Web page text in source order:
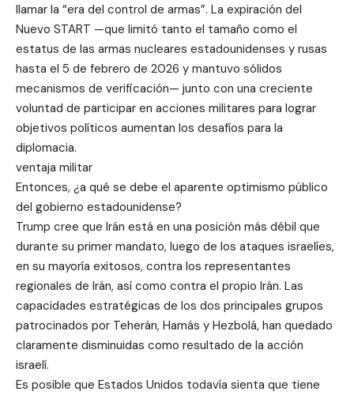
llamar la “era del control de armas”. La expiración del
Nuevo START —que limitó tanto el tamaño como el
estatus de las armas nucleares estadounidenses y rusas
hasta el 5 de febrero de 2026 y mantuvo sólidos
mecanismos de verificación— junto con una creciente
voluntad de participar en acciones militares para lograr
objetivos políticos aumentan los desafíos para la
diplomacia.
ventaja militar
Entonces, ¿a qué se debe el aparente optimismo público
del gobierno estadounidense?
Trump cree que Irán está en una posición más débil que
durante su primer mandato, luego de los ataques israelíes,
en su mayoría exitosos, contra los representantes
regionales de Irán, así como contra el propio Irán. Las
capacidades estratégicas de los dos principales grupos
patrocinados por Teherán, Hamás y Hezbolá, han quedado
claramente disminuidas como resultado de la acción
israelí.
Es posible que Estados Unidos todavía sienta que tiene